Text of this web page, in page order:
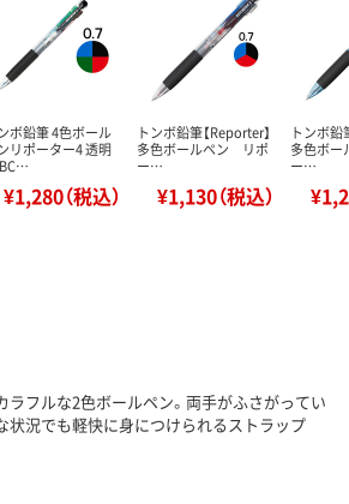
ボ鉛筆 4色ボール
リポーター4 透明
¥1,280（税込）
トンボ鉛筆【Reporter】
多色ボールペン リポ
ー…
¥1,130（税込）
トンボ鉛
多色ボ
ー…
ラフルな2色ボールペン。両手がふさがってい
状況でも軽快に身につけられるストラップ